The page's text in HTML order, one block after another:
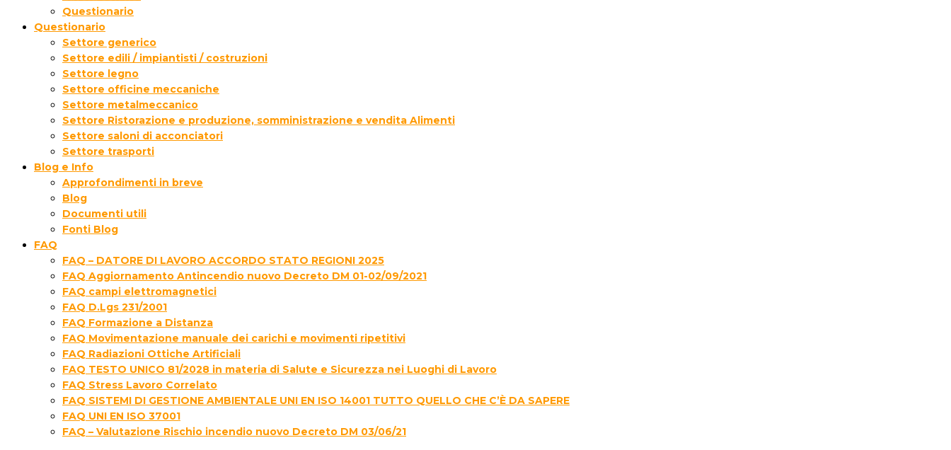
Questionario
Questionario
Settore generico
Settore edili / impiantisti / costruzioni
Settore legno
Settore officine meccaniche
Settore metalmeccanico
Settore Ristorazione e produzione, somministrazione e vendita Alimenti
Settore saloni di acconciatori
Settore trasporti
Blog e Info
Approfondimenti in breve
Blog
Documenti utili
Fonti Blog
FAQ
FAQ – DATORE DI LAVORO ACCORDO STATO REGIONI 2025
FAQ Aggiornamento Antincendio nuovo Decreto DM 01-02/09/2021
FAQ campi elettromagnetici
FAQ D.Lgs 231/2001
FAQ Formazione a Distanza
FAQ Movimentazione manuale dei carichi e movimenti ripetitivi
FAQ Radiazioni Ottiche Artificiali
FAQ TESTO UNICO 81/2028 in materia di Salute e Sicurezza nei Luoghi di Lavoro
FAQ Stress Lavoro Correlato
FAQ SISTEMI DI GESTIONE AMBIENTALE UNI EN ISO 14001 TUTTO QUELLO CHE C’È DA SAPERE
FAQ UNI EN ISO 37001
FAQ – Valutazione Rischio incendio nuovo Decreto DM 03/06/21